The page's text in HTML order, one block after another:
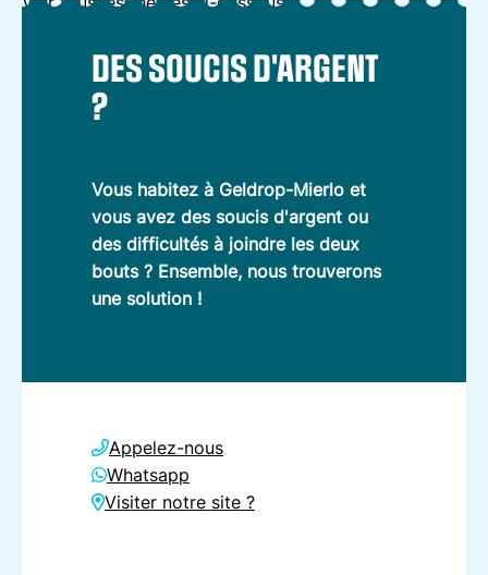
DES SOUCIS D'ARGENT
?
Vous habitez à Geldrop-Mierlo et
vous avez des soucis d'argent ou
des difficultés à joindre les deux
bouts ? Ensemble, nous trouverons
une solution !
Appelez-nous
Whatsapp
Visiter notre site ?